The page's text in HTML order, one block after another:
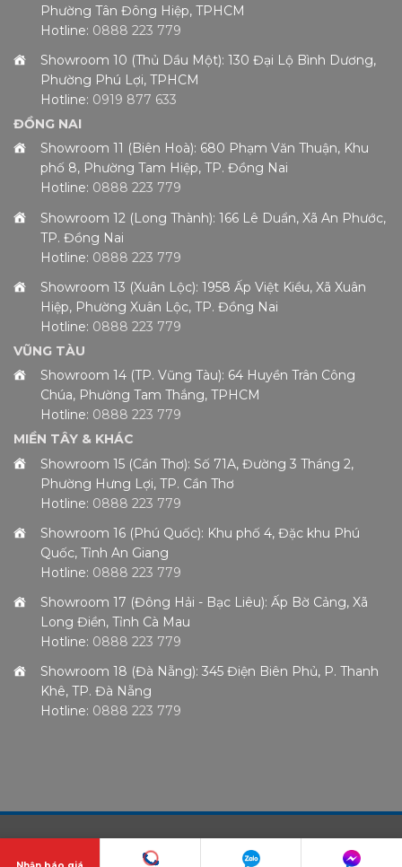
Phường Tân Đông Hiệp, TPHCM
Hotline: 0888 223 779
Showroom 10 (Thủ Dầu Một): 130 Đại Lộ Bình Dương,
Phường Phú Lợi, TPHCM
Hotline: 0919 877 633
ĐỒNG NAI
Showroom 11 (Biên Hoà): 680 Phạm Văn Thuận, Khu
phố 8, Phường Tam Hiệp, TP. Đồng Nai
Hotline: 0888 223 779
Showroom 12 (Long Thành): 166 Lê Duẩn, Xã An Phước,
TP. Đồng Nai
Hotline: 0888 223 779
Showroom 13 (Xuân Lộc): 1958 Ấp Việt Kiều, Xã Xuân
Hiệp, Phường Xuân Lộc, TP. Đồng Nai
Hotline: 0888 223 779
VŨNG TÀU
Showroom 14 (TP. Vũng Tàu): 64 Huyền Trân Công
Chúa, Phường Tam Thắng, TPHCM
Hotline: 0888 223 779
MIỀN TÂY & KHÁC
Showroom 15 (Cần Thơ): Số 71A, Đường 3 Tháng 2,
Phường Hưng Lợi, TP. Cần Thơ
Hotline: 0888 223 779
Showroom 16 (Phú Quốc): Khu phố 4, Đặc khu Phú
Quốc, Tỉnh An Giang
Hotline: 0888 223 779
Showroom 17 (Đông Hải - Bạc Liêu): Ấp Bờ Cảng, Xã
Long Điền, Tỉnh Cà Mau
Hotline: 0888 223 779
Showroom 18 (Đà Nẵng): 345 Điện Biên Phủ, P. Thanh
Khê, TP. Đà Nẵng
Hotline: 0888 223 779